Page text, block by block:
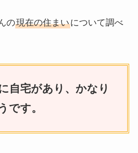
の現在の住まいについて調べ
自宅があり、かなり
です。